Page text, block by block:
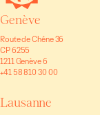
Genève
Route de Chêne 36
CP 6255
1211 Genève 6
+41 58 810 30 00
Lausanne